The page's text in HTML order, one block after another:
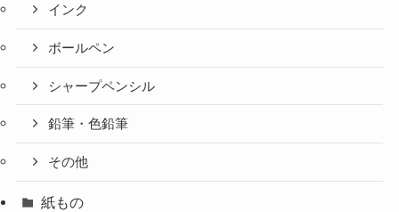
インク
ボールペン
シャープペンシル
鉛筆・色鉛筆
その他
紙もの